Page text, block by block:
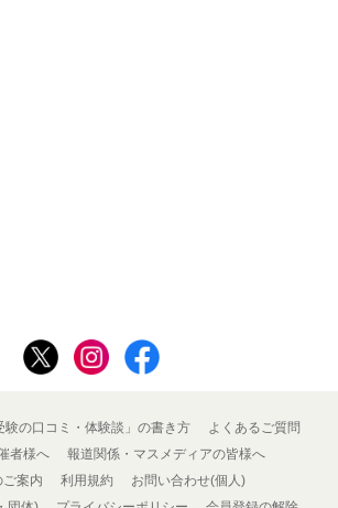
験の口コミ・体験談」の書き方
よくあるご質問
者様へ
報道関係・マスメディアの皆様へ
ご案内
利用規約
お問い合わせ(個人)